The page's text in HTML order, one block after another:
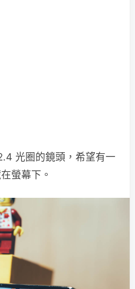
光圈的鏡頭，希望有一
螢幕下。